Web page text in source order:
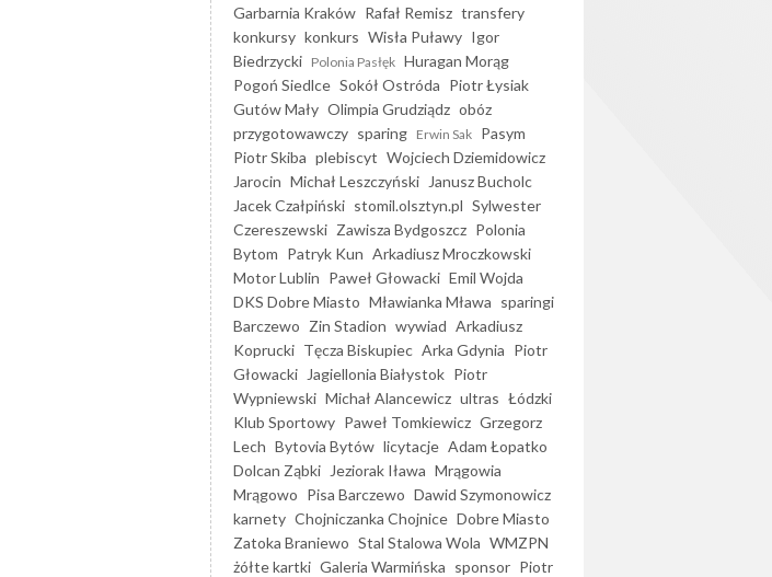
Garbarnia Kraków Rafał Remisz transfery
konkursy konkurs Wisła Puławy Igor
Biedrzycki Polonia Pasłęk Huragan Morąg
Pogoń Siedlce Sokół Ostróda Piotr Łysiak
Gutów Mały Olimpia Grudziądz obóz
przygotowawczy sparing Erwin Sak Pasym
Piotr Skiba plebiscyt Wojciech Dziemidowicz
Jarocin Michał Leszczyński
Janusz Bucholc
Jacek Czałpiński stomil.olsztyn.pl Sylwester
Czereszewski Zawisza Bydgoszcz Polonia
Bytom Patryk Kun Arkadiusz Mroczkowski
Motor Lublin Paweł Głowacki Emil Wojda
DKS Dobre Miasto Mławianka Mława sparingi
Barczewo Zin Stadion wywiad Arkadiusz
Koprucki Tęcza Biskupiec Arka Gdynia Piotr
Głowacki
Jagiellonia Białystok Piotr
Wypniewski Michał Alancewicz ultras Łódzki
Klub Sportowy Paweł Tomkiewicz Grzegorz
Lech Bytovia Bytów licytacje Adam Łopatko
Dolcan Ząbki
Jeziorak Iława Mrągowia
Mrągowo Pisa Barczewo Dawid Szymonowicz
karnety Chojniczanka Chojnice Dobre Miasto
Zatoka Braniewo Stal Stalowa Wola WMZPN
żółte kartki Galeria Warmińska sponsor Piotr